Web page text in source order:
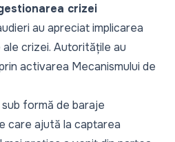
crizei
au apreciat implicarea
ale crizei. Autoritățile au
activarea Mecanismului de
formă de baraje
care ajută la captarea